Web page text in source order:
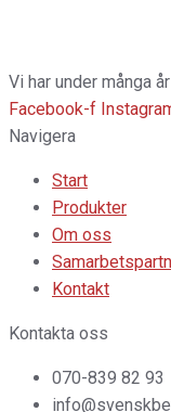
Vi har under många
Facebook-f
Navigera
Start
Produkter
Om oss
Kontakt
Kontakta oss
070-839 82 93